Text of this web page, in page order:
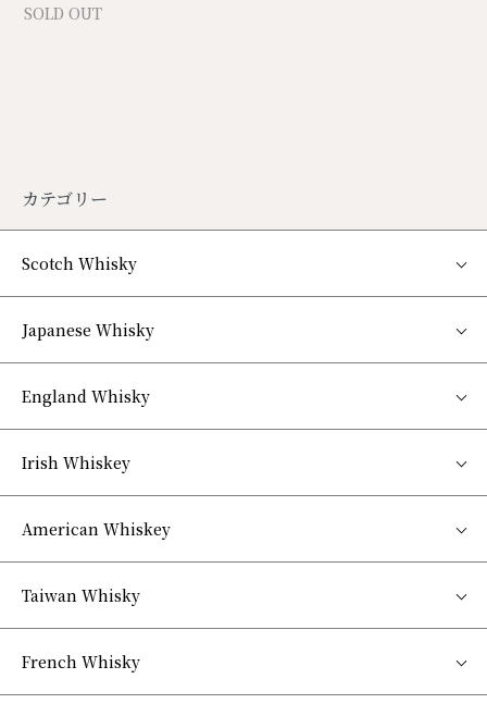
SOLD OUT
カテゴリー
Scotch Whisky
Japanese Whisky
England Whisky
Irish Whiskey
American Whiskey
Taiwan Whisky
French Whisky